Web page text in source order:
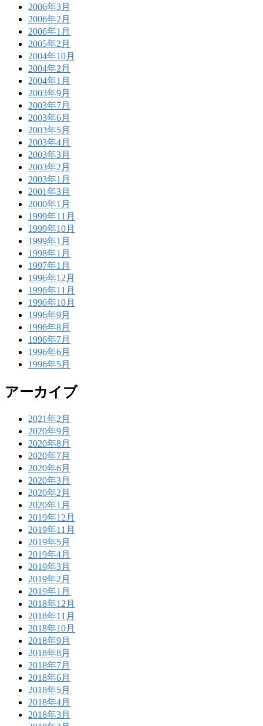
2006年3月
2006年2月
2006年1月
2005年2月
2004年10月
2004年2月
2004年1月
2003年9月
2003年7月
2003年6月
2003年5月
2003年4月
2003年3月
2003年2月
2003年1月
2001年3月
2000年1月
1999年11月
1999年10月
1999年1月
1998年1月
1997年1月
1996年12月
1996年11月
1996年10月
1996年9月
1996年8月
1996年7月
1996年6月
1996年5月
アーカイブ
2021年2月
2020年9月
2020年8月
2020年7月
2020年6月
2020年3月
2020年2月
2020年1月
2019年12月
2019年11月
2019年5月
2019年4月
2019年3月
2019年2月
2019年1月
2018年12月
2018年11月
2018年10月
2018年9月
2018年8月
2018年7月
2018年6月
2018年5月
2018年4月
2018年3月